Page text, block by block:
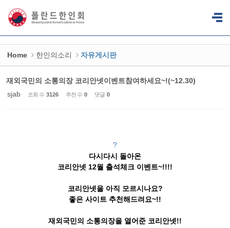
Home 한인의소리 자유게시판
재외국민의 소통의장 코리안넷이벤트참여하세요~!(~12.30)
sjab
조회 수 3126 추천 수 0 댓글 0
?
다시다시 돌아온
코리안넷 12월 출석체크 이벤트~!!!!
코리안넷을 아직 모르시나요?
좋은 사이트 추천해드려요~!!
재외국민의 소통의장을 열어준 코리안넷!!